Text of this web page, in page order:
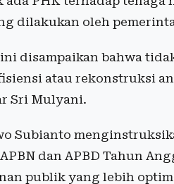
dilakukan oleh
disampaikan bahwa
atau rekonstruksi
Sri Mulyani.
Subianto
dan APBD Tahun
publik yang lebih